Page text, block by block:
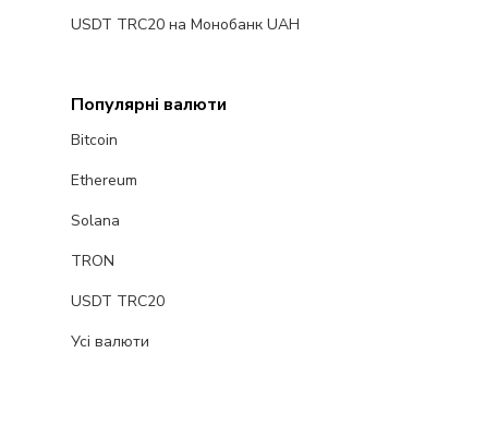
USDT TRC20 на Монобанк UAH
Популярні валюти
Bitcoin
Ethereum
Solana
TRON
USDT TRC20
Усі валюти